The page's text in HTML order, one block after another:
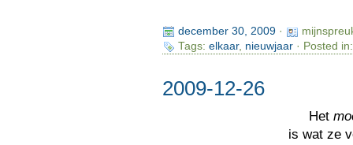
december 30, 2009·
Tags: elkaar, nieuwjaar· Posted
2009-12-26
Het
is wat ze